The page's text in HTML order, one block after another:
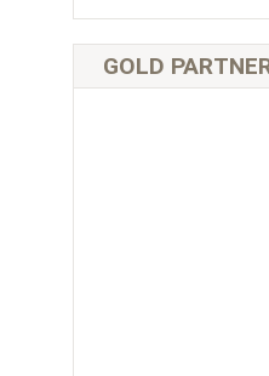
GOLD